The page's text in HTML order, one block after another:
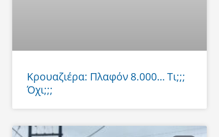
Κρουαζιέρα: Πλαφόν 8.000… Τι;;;
Όχι;;;